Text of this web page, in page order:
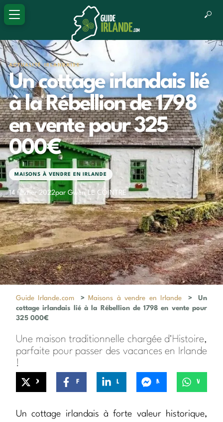
ACTUALITÉ IRLANDAISE
Un cottage irlandais lié
à la Rébellion de 1798
en vente pour 325
000€
MAISONS À VENDRE EN IRLANDE
14 février 2022par Gwen LE COINTRE
Guide Irlande.com > Maisons à vendre en Irlande >
Un
cottage irlandais lié à la Rébellion de 1798 en vente pour
325 000€
Une maison traditionnelle chargée d'Histoire,
parfaite pour passer des vacances en Irlande
!
Un cottage irlandais à forte valeur historique,